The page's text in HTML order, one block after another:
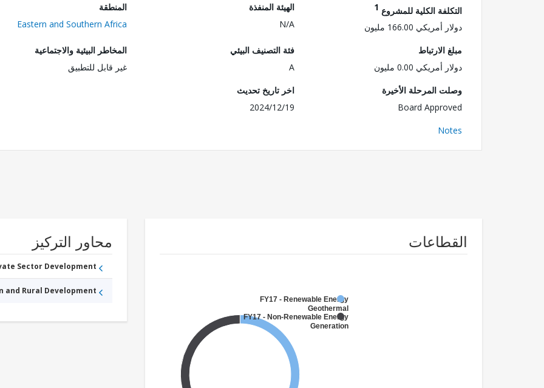
التكلفة الكلية للمشروع 1
دولار أمريكي 166.00 مليون
الهيئة المنفذة
N/A
المنطقة
Eastern and Southern Africa
مبلغ الارتباط
دولار أمريكي 0.00 مليون
فئة التصنيف البيئي
A
المخاطر البيئية والاجتماعية
غير قابل للتطبيق
وصلت المرحلة الأخيرة
Board Approved
اخر تاريخ تحديث
2024/12/19
Notes
القطاعات
FY17 - Renewable Energy
Geothermal
FY17 - Non-Renewable Energy
Generation
محاور التركيز
Sector Development
and Rural Development